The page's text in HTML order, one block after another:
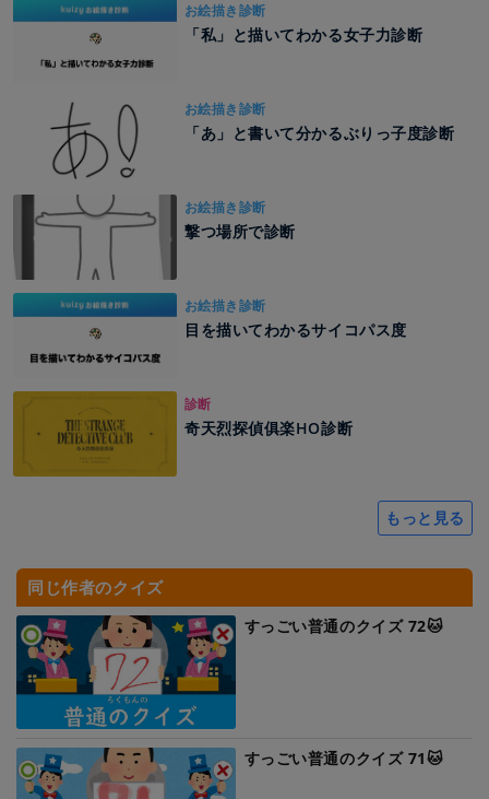
お絵描き診断
「私」と描いてわかる女子力診断
お絵描き診断
「あ」と書いて分かるぶりっ子度診断
お絵描き診断
撃つ場所で診断
お絵描き診断
目を描いてわかるサイコパス度
診断
奇天烈探偵俱楽HO診断
もっと見る
同じ作者のクイズ
すっごい普通のクイズ 72🐱
すっごい普通のクイズ 71🐱